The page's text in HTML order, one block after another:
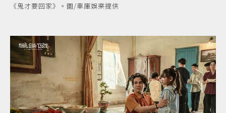
《鬼才要回家》。圖/車庫娛樂提供